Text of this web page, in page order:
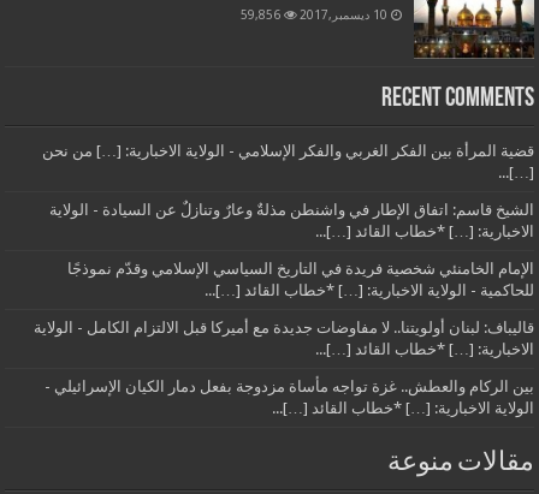
10 ديسمبر,2017 59,856
Recent Comments
قضية المرأة بين الفكر الغربي والفكر الإسلامي - الولاية الاخبارية: […] من نحن
[…]...
الشيخ قاسم: اتفاق الإطار في واشنطن مذلةٌ وعارٌ وتنازلٌ عن السيادة - الولاية
الاخبارية: […] *خطاب القائد […]...
الإمام الخامنئي شخصية فريدة في التاريخ السياسي الإسلامي وقدّم نموذجًا
للحاكمية - الولاية الاخبارية: […] *خطاب القائد […]...
قاليباف: لبنان أولويتنا.. لا مفاوضات جديدة مع أميركا قبل الالتزام الكامل - الولاية
الاخبارية: […] *خطاب القائد […]...
بين الركام والعطش.. غزة تواجه مأساة مزدوجة بفعل دمار الكيان الإسرائيلي -
الولاية الاخبارية: […] *خطاب القائد […]...
مقالات منوعة